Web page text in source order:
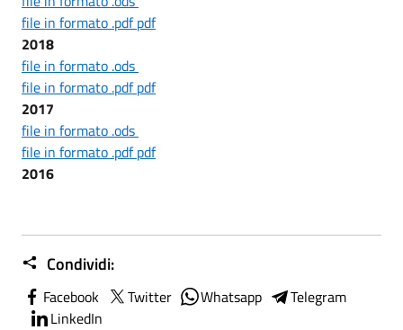
file in formato .pdf pdf
2018
file in formato .ods
file in formato .pdf pdf
2017
file in formato .ods
file in formato .pdf pdf
2016
Condividi:
Facebook Twitter Whatsapp
Telegram
LinkedIn